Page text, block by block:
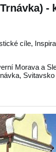
-
cíle,
Morava a
, Svitavsko